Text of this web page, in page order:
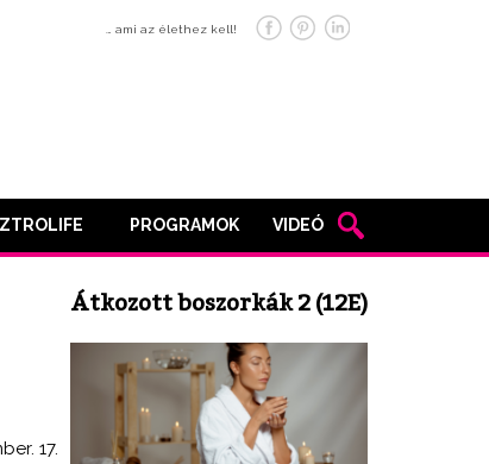
… ami az élethez kell!
PROGRAMOK VIDEÓ
17.
Átkozott boszorkák 2 (12E)